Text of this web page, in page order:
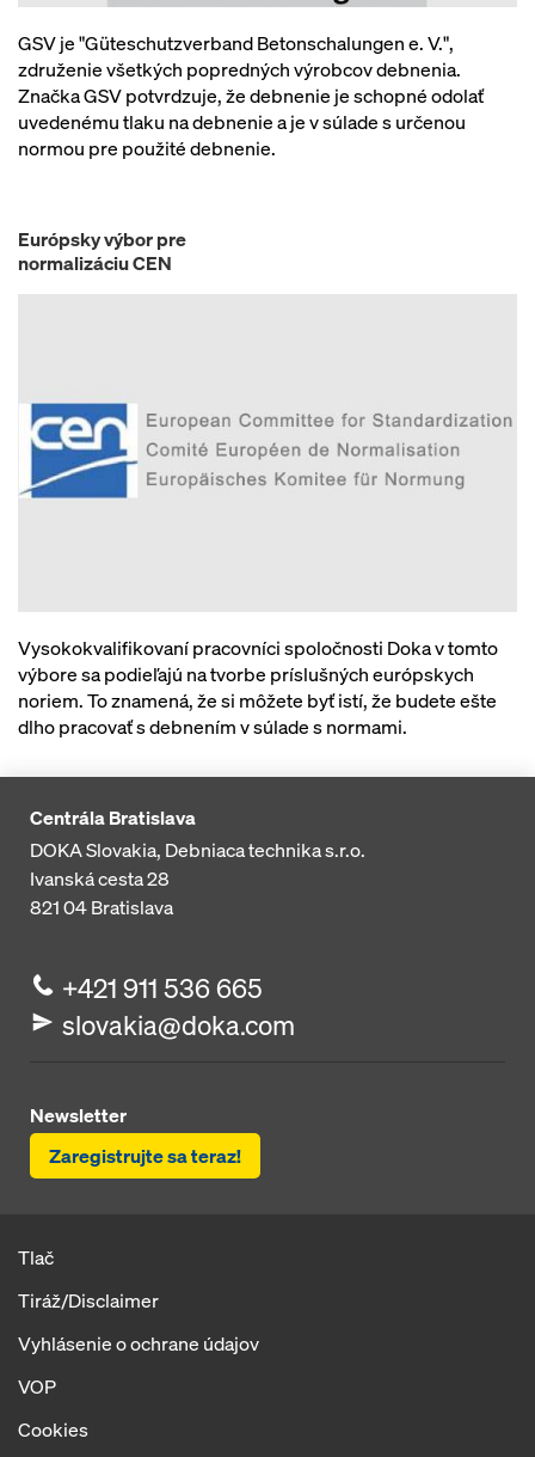
GSV je "Güteschutzverband Betonschalungen e. V.",
združenie všetkých popredných výrobcov debnenia.
Značka GSV potvrdzuje, že debnenie je schopné odolať
uvedenému tlaku na debnenie a je v súlade s určenou
normou pre použité debnenie.
Európsky výbor pre
normalizáciu CEN
Vysokokvalifikovaní pracovníci spoločnosti Doka v tomto
výbore sa podieľajú na tvorbe príslušných európskych
noriem. To znamená, že si môžete byť istí, že budete ešte
dlho pracovať s debnením v súlade s normami.
Centrála Bratislava
DOKA Slovakia, Debniaca technika s.r.o.
Ivanská cesta 28
821 04Bratislava
+421 911 536 665
slovakia@doka.com
Newsletter
Zaregistrujte sa teraz!
Tlač
Tiráž/Disclaimer
Vyhlásenie o ochrane údajov
VOP
Cookies